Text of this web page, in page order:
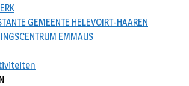
GEMEENTE HELEVOIRT-HAAREN
EMMAUS